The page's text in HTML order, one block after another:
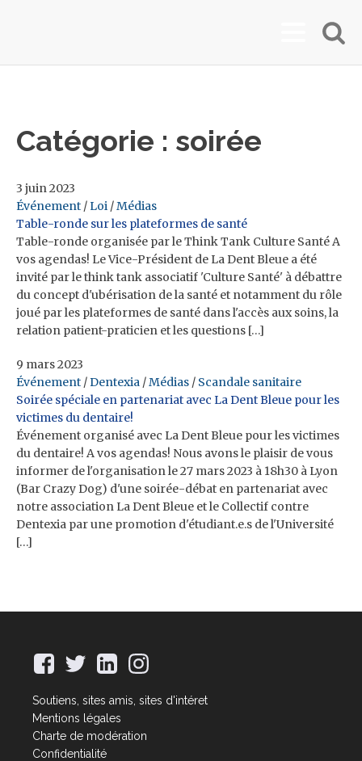
Catégorie : soirée
3 juin 2023
Événement /Loi /Médias
Table-ronde sur les plateformes de santé
Table-ronde organisée par le Think Tank Culture Santé A
vos agendas! Le Vice-Président de La Dent Bleue a été
invité par le think tank associatif 'Culture Santé' à débattre
du concept d'ubérisation de la santé et notamment du rôle
joué par les plateformes de santé dans l'accès aux soins, la
relation patient-praticien et les questions […]
9 mars 2023
Événement /Dentexia /Médias / Scandale sanitaire
Soirée spéciale en partenariat avec La Dent Bleue pour les
victimes du dentaire!
Événement organisé avec La Dent Bleue pour les victimes
du dentaire! A vos agendas! Nous avons le plaisir de vous
informer de l'organisation le 27 mars 2023 à 18h30 à Lyon
(Bar Crazy Dog) d'une soirée-débat en partenariat avec
notre association La Dent Bleue et le Collectif contre
Dentexia par une promotion d'étudiant.e.s de l'Université
[…]
Soutiens, sites amis, sites d'intéret
Mentions légales
Charte de modération
Confidentialité